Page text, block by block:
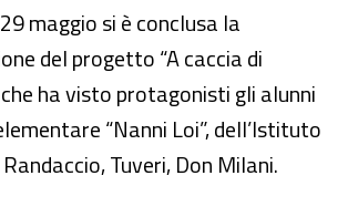
maggio si è conclusa la
del progetto “A caccia di
ha visto protagonisti gli alunni
“Nanni Loi”, dell’Istituto
Tuveri, Don Milani.